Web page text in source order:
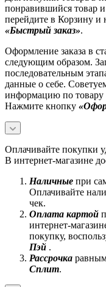
понравившийся товар и
перейдите в Корзину и
«Быстрый заказ».
Оформление заказа в
следующим образом.
последовательным
данные о себе.
информацию по товару
Нажмите кнопку
Оплачивайте покупки
В интернет-магазине
Наличные при
Оплачивайте
чек.
Оплата картой
интернет-
покупку,
Пэй .
Рассрочка
Сплит.